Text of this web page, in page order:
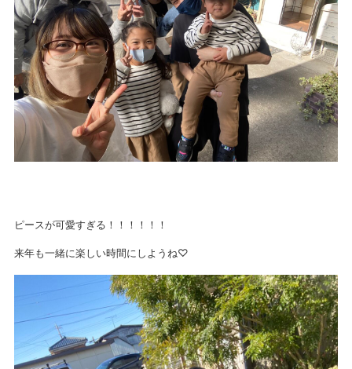
ピースが可愛すぎる！！！！！！
来年も一緒に楽しい時間にしようね♡